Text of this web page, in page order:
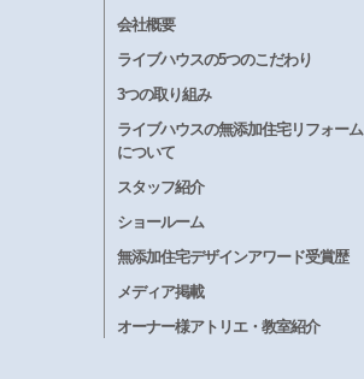
会社概要
ライブハウスの5つのこだわり
3つの取り組み
ライブハウスの無添加住宅リフォーム
について
スタッフ紹介
ショールーム
無添加住宅デザインアワード受賞歴
メディア掲載
オーナー様アトリエ・教室紹介